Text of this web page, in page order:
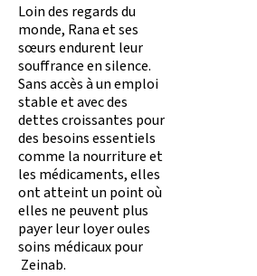
Loin des regards du
monde, Rana et ses
sœurs endurent leur
souffrance en silence.
Sans accès à un emploi
stable et avec des
dettes croissantes pour
des besoins essentiels
comme la nourriture et
les médicaments, elles
ont atteint un point où
elles ne peuvent plus
payer leur loyer oules
soins médicaux pour
Zeinab.